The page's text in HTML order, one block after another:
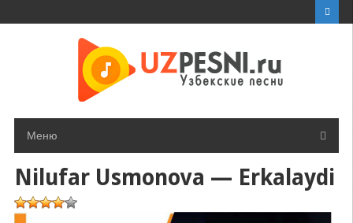
Меню
Nilufar Usmonova — Erkalaydi